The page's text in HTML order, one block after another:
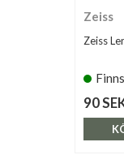
Zeiss
Zeiss
90